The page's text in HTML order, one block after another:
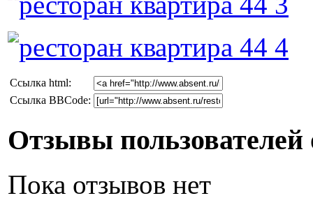
Cсылка html:
Ссылка BBCode:
Отзывы пользователей
Пока отзывов нет